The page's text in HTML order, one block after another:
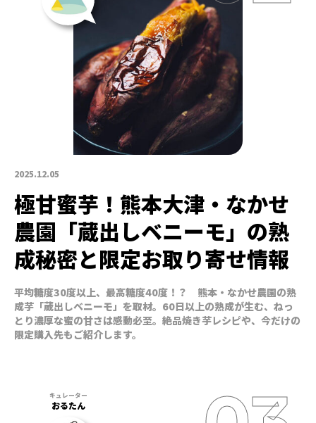
2025.12.05
極甘蜜芋！熊本大津・なかせ
農園「蔵出しベニーモ」の熟
成秘密と限定お取り寄せ情報
平均糖度30度以上、最高糖度40度！？ 熊本・なかせ農園の熟
成芋「蔵出しベニーモ」を取材。60日以上の熟成が生む、ねっ
とり濃厚な蜜の甘さは感動必至。絶品焼き芋レシピや、今だけの
限定購入先もご紹介します。
おるたん